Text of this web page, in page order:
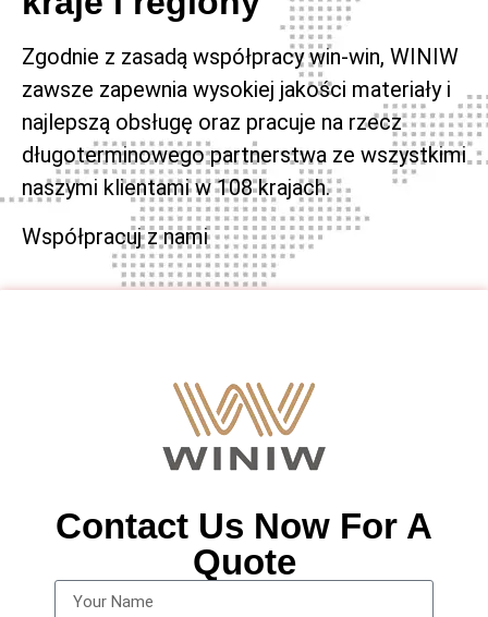
Zgodnie z zasadą współpracy win-win, WINIW
zawsze zapewnia wysokiej jakości materiały i
najlepszą obsługę oraz pracuje na rzecz
długoterminowego partnerstwa ze wszystkimi
naszymi klientami w 108 krajach.
Współpracuj z nami
Contact Us Now For A
Quote